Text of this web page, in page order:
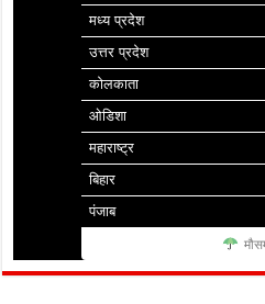
मध्य प्रदेश
उत्तर प्रदेश
कोलकाता
ओडिशा
महाराष्ट्र
बिहार
पंजाब